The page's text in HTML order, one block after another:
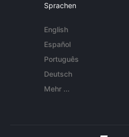
Sprachen
English
Español
Português
Deutsch
Mehr ...